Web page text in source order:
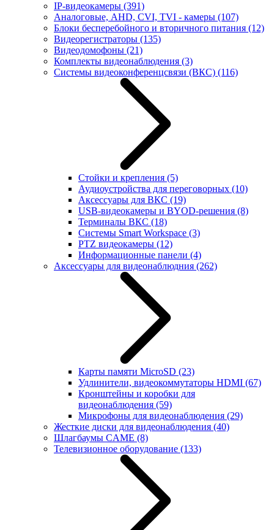
IP-видеокамеры (391)
Аналоговые, AHD, CVI, TVI - камеры (107)
Блоки бесперебойного и вторичного питания (12)
Видеорегистраторы (135)
Видеодомофоны (21)
Комплекты видеонаблюдения (3)
Системы видеоконференцсвязи (ВКС) (116)
Стойки и крепления (5)
Аудиоустройства для переговорных (10)
Аксессуары для ВКС (19)
USB-видеокамеры и BYOD-решения (8)
Терминалы ВКС (18)
Системы Smart Workspace (3)
PTZ видеокамеры (12)
Информационные панели (4)
Аксессуары для видеонаблюдния (262)
Карты памяти MicroSD (23)
Удлинители, видеокоммутаторы HDMI (67)
Кронштейны и коробки для
видеонаблюдения (59)
Микрофоны для видеонаблюдения (29)
Жесткие диски для видеонаблюдения (40)
Шлагбаумы CAME (8)
Телевизионное оборудование (133)